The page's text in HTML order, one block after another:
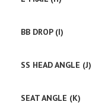
BB DROP (I)
SS HEAD ANGLE (J)
SEAT ANGLE (K)